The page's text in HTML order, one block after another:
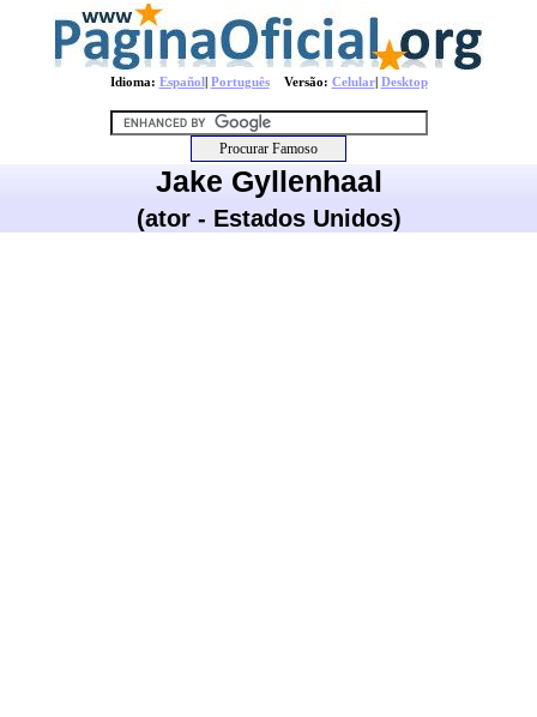
Idioma: Español| PortuguêsVersão: Celular| Desktop
Jake Gyllenhaal
(ator - Estados Unidos)